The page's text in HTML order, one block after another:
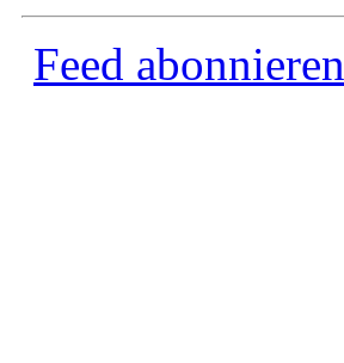
Feed abonnieren